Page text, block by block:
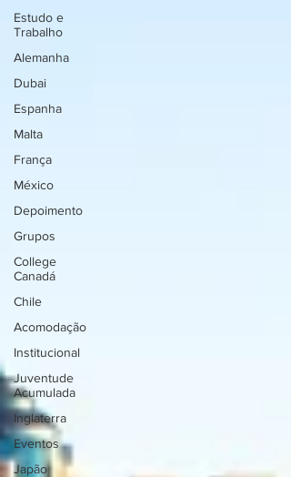
Estudo e
Trabalho
Alemanha
Dubai
Espanha
Malta
França
México
Depoimento
Grupos
College
Canadá
Chile
Acomodação
Institucional
Juventude
Acumulada
Inglaterra
Eventos
Japão